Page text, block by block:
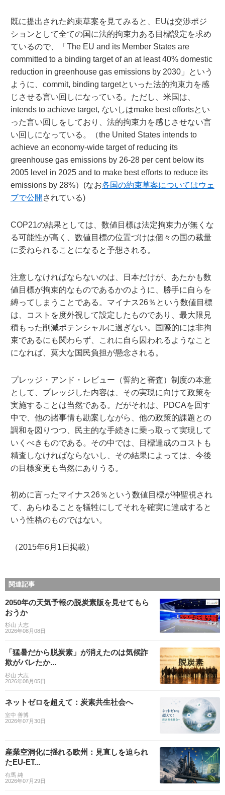
既に提出された約束草案を見てみると、EUは交渉ポジ
ションとして全ての国に法的拘束力ある目標設定を求め
ているので、「The EU and its Member States are
committed to a binding target of an at least 40% domestic
reduction in greenhouse gas emissions by 2030」という
ように、commit, binding targetといった法的拘束力を感
じさせる言い回しになっている。ただし、米国は、
intends to achieve target, ないしはmake best effortsとい
った言い回しをしており、法的拘束力を感じさせない言
い回しになっている。（the United States intends to
achieve an economy-wide target of reducing its
greenhouse gas emissions by 26-28 per cent below its
2005 level in 2025 and to make best efforts to reduce its
emissions by 28%）(なお各国の約束草案についてはウェ
ブで公開 されている)
COP21の結果としては、数値目標は法定拘束力が無くな
る可能性が高く、数値目標の位置づけは個々の国の裁量
に委ねられることになると予想される。
注意しなければならないのは、日本だけが、あたかも数
値目標が拘束的なものであるかのように、勝手に自らを
縛ってしまうことである。マイナス26％という数値目標
は、コストを度外視して設定したものであり、最大限見
積もった削減ポテンシャルに過ぎない。国際的には非拘
束であるにも関わらず、これに自ら囚われるようなこと
になれば、莫大な国民負担が懸念される。
プレッジ・アンド・レビュー（誓約と審査）制度の本意
として、プレッジした内容は、その実現に向けて政策を
実施することは当然である。だがそれは、PDCAを回す
中で、他の諸事情も勘案しながら、他の政策的課題との
調和を図りつつ、民主的な手続きに乗っ取って実現して
いくべきものである。その中では、目標達成のコストも
精査しなければならないし、その結果によっては、今後
の目標変更も当然にありうる。
初めに言ったマイナス26％という数値目標が神聖視され
て、あらゆることを犠牲にしてそれを確実に達成すると
いう性格のものではない。
（2015年6月1日掲載）
関連記事
2050年の天気予報の脱炭素版を見せてもら
おうか
杉山 大志
2026年08月08日
「猛暑だから脱炭素」が消えたのは気候詐
欺がバレたか...
杉山 大志
2026年08月05日
ネットゼロを超えて：炭素共生社会へ
室中 善博
2026年07月30日
産業空洞化に揺れる欧州：見直しを迫られ
たEU-ET...
有馬 純
2026年07月29日